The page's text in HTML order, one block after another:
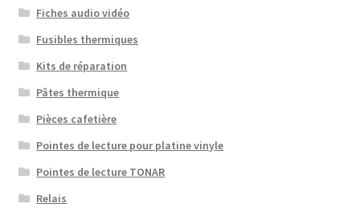
Fiches audio vidéo
Fusibles thermiques
Kits de réparation
Pâtes thermique
Pièces cafetière
Pointes de lecture pour platine vinyle
Pointes de lecture TONAR
Relais